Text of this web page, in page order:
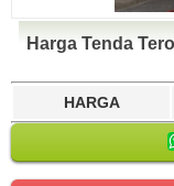
Harga Tenda
HARGA